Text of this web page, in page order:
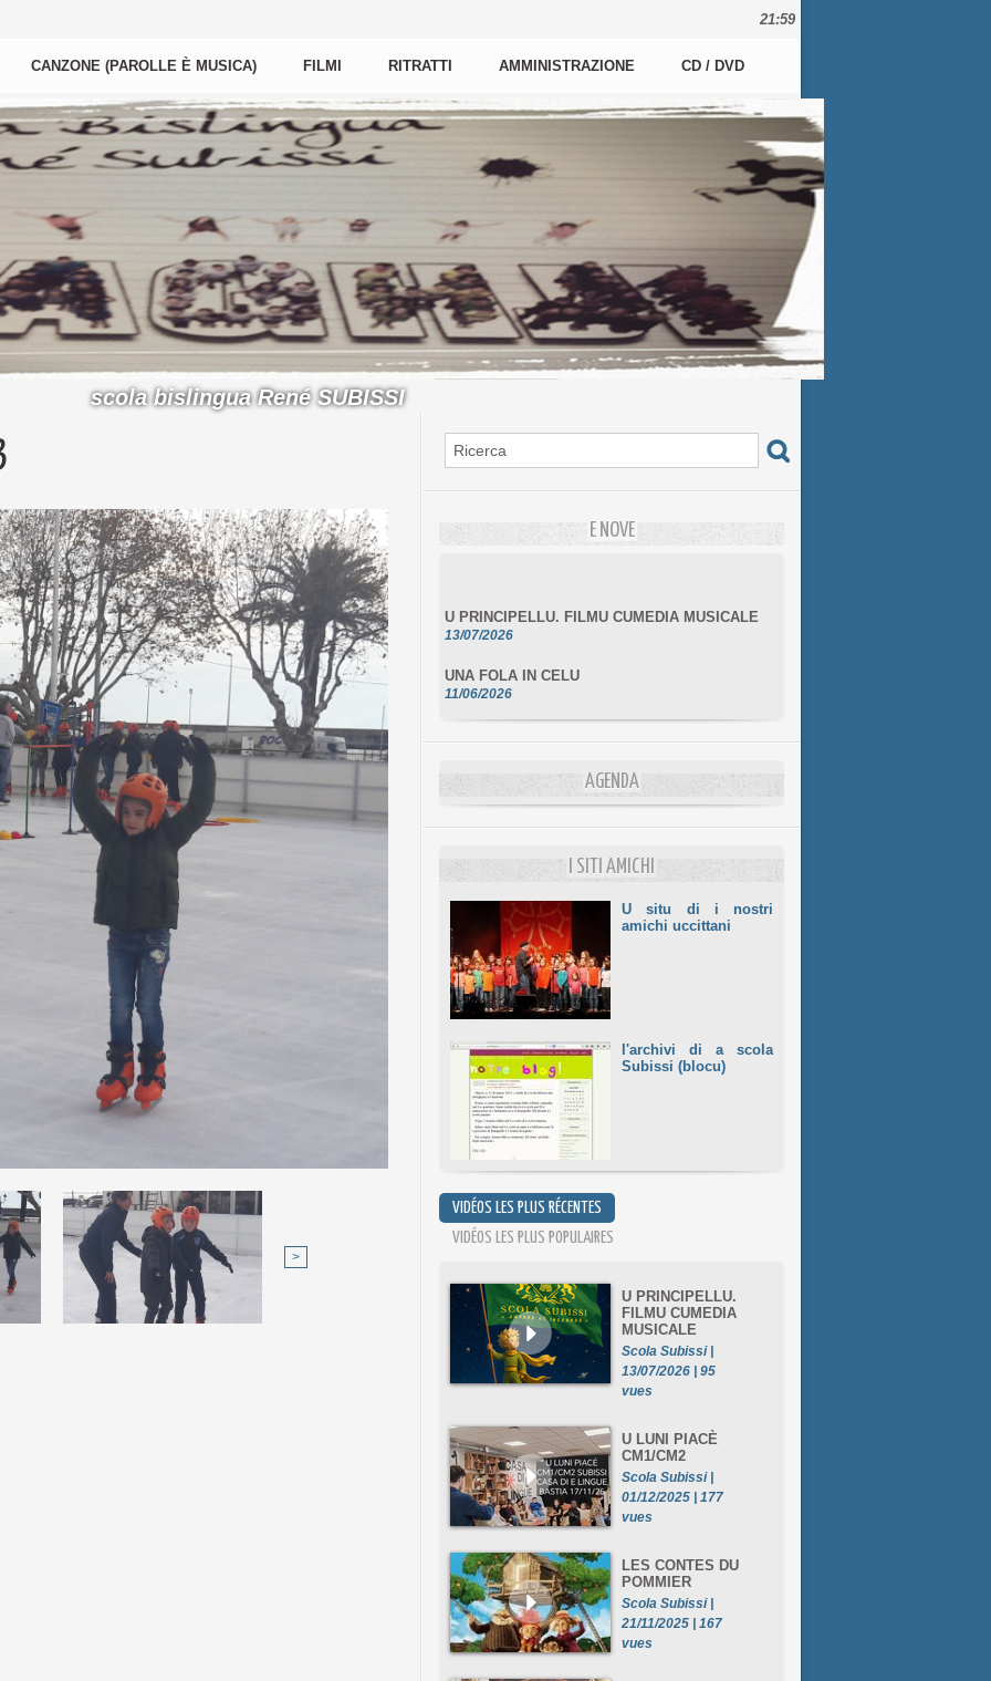
21:59
CANZONE (PAROLLE È MUSICA) FILMI RITRATTI AMMINISTRAZIONE CD / DVD
scola bislingua René SUBISSI
>
E NOVE
10/06/2026
10/06/2026 AGENDA
I SITI AMICHI
U situ di i nostri
amichi uccittani
l'archivi di a scola
Subissi (blocu)
VIDÉOS LES PLUS RÉCENTES
VIDÉOS LES PLUS POPULAIRES
U PRINCIPELLU.
FILMU CUMEDIA
MUSICALE
Scola Subissi |
13/07/2026 | 95
vues
U LUNI PIACÈ
CM1/CM2
Scola Subissi |
01/12/2025 | 177
vues
LES CONTES DU
POMMIER
Scola Subissi |
21/11/2025 | 167
vues